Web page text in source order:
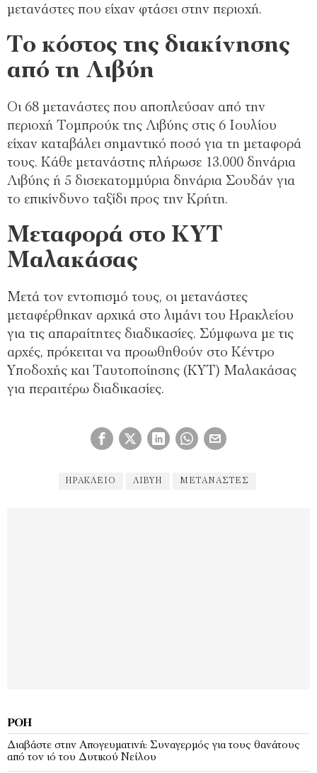
μετανάστες που είχαν φτάσει στην περιοχή.
Το κόστος της διακίνησης
από τη Λιβύη
Οι 68 μετανάστες που αποπλεύσαν από την
περιοχή Τομπρούκ της Λιβύης στις 6 Ιουλίου
είχαν καταβάλει σημαντικό ποσό για τη μεταφορά
τους. Κάθε μετανάστης πλήρωσε 13.000 δηνάρια
Λιβύης ή 5 δισεκατομμύρια δηνάρια Σουδάν για
το επικίνδυνο ταξίδι προς την Κρήτη.
Μεταφορά στο ΚΥΤ
Μαλακάσας
Μετά τον εντοπισμό τους, οι μετανάστες
μεταφέρθηκαν αρχικά στο λιμάνι του Ηρακλείου
για τις απαραίτητες διαδικασίες. Σύμφωνα με τις
αρχές, πρόκειται να προωθηθούν στο Κέντρο
Υποδοχής και Ταυτοποίησης (ΚΥΤ) Μαλακάσας
για περαιτέρω διαδικασίες.
ΗΡΑΚΛΕΙΟ ΛΙΒΥΗ ΜΕΤΑΝΆΣΤΕΣ
ΡΟΉ
Διαβάστε στην Απογευματινή: Συναγερμός για τους θανάτους
από τον ιό του Δυτικού Νείλου